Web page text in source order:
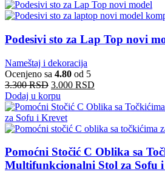
Podesivi sto za Lap Top novi
Nameštaj i dekoracija
Ocenjeno sa 4.80 od 5
3.300RSD 3.000 RSD
Dodaj u korpu
Pomoćni Stočić C Oblika sa
Multifunkcionalni Stol za Sofu